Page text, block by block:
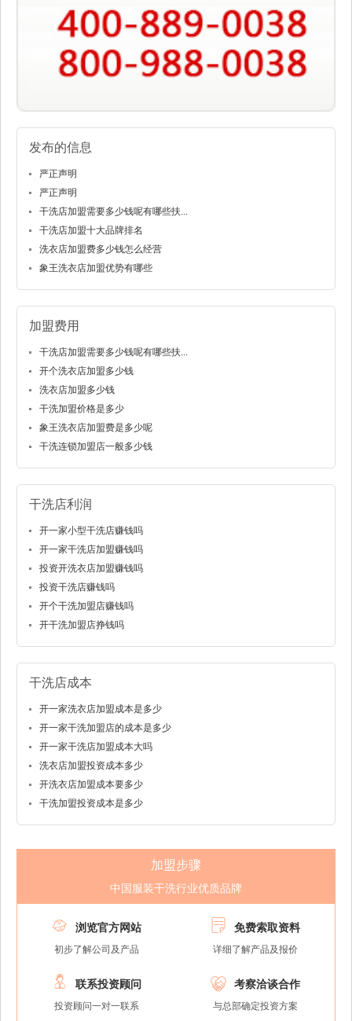
发布的信息
严正声明
严正声明
干洗店加盟需要多少钱呢有哪些扶...
干洗店加盟十大品牌排名
洗衣店加盟费多少钱怎么经营
象王洗衣店加盟优势有哪些
加盟费用
干洗店加盟需要多少钱呢有哪些扶...
开个洗衣店加盟多少钱
洗衣店加盟多少钱
干洗加盟价格是多少
象王洗衣店加盟费是多少呢
干洗连锁加盟店一般多少钱
干洗店利润
开一家小型干洗店赚钱吗
开一家干洗店加盟赚钱吗
投资开洗衣店加盟赚钱吗
投资干洗店赚钱吗
开个干洗加盟店赚钱吗
开干洗加盟店挣钱吗
干洗店成本
开一家洗衣店加盟成本是多少
开一家干洗加盟店的成本是多少
开一家干洗店加盟成本大吗
洗衣店加盟投资成本多少
开洗衣店加盟成本要多少
干洗加盟投资成本是多少
加盟步骤
中国服装干洗行业优质品牌
 浏览官方网站
初步了解公司及产品
 免费索取资料
详细了解产品及报价
 联系投资顾问
投资顾问一对一联系
 考察洽谈合作
与总部确定投资方案